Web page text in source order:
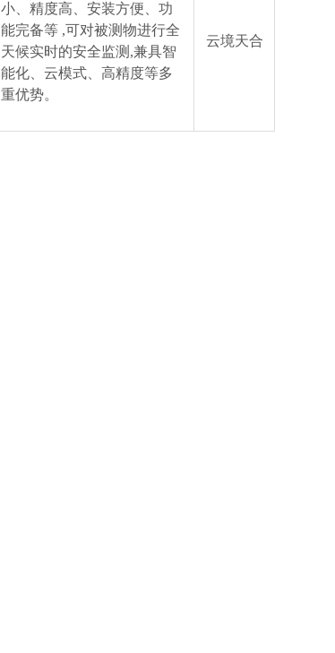
小、精度高、安装方便、功
能完备等 ,可对被测物进行全
天候实时的安全监测,兼具智
能化、云模式、高精度等多
重优势。
云境天合